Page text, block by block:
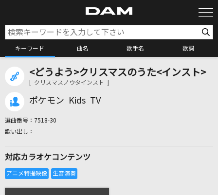
キーワード 曲名 歌手名 歌詞
カラオケ検索
<どうよう>クリスマスのうた<インスト>
[ クリスマスノウタインスト ]
ポケモン Kids TV
選曲番号： 7518-30
対応カラオケコンテンツ